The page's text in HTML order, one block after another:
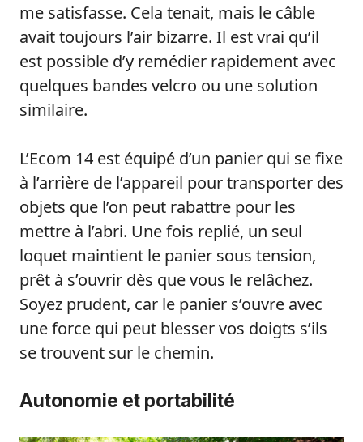
me satisfasse. Cela tenait, mais le câble
avait toujours l’air bizarre. Il est vrai qu’il
est possible d’y remédier rapidement avec
quelques bandes velcro ou une solution
similaire.
L’Ecom 14 est équipé d’un panier qui se fixe
à l’arrière de l’appareil pour transporter des
objets que l’on peut rabattre pour les
mettre à l’abri. Une fois replié, un seul
loquet maintient le panier sous tension,
prêt à s’ouvrir dès que vous le relâchez.
Soyez prudent, car le panier s’ouvre avec
une force qui peut blesser vos doigts s’ils
se trouvent sur le chemin.
Autonomie et portabilité